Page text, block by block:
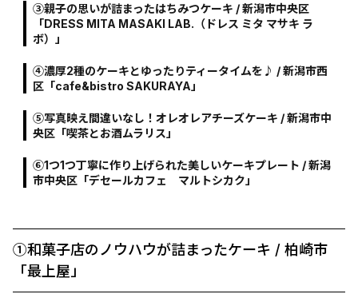
③親子の思いが詰まったはちみつケーキ / 新潟市中央区
「DRESS MITA MASAKI LAB.（ドレス ミタ マサキ ラ
ボ）」
④濃厚2種のケーキとゆったりティータイムを♪ / 新潟市西
区「cafe&bistro SAKURAYA」
⑤写真映え間違いなし！オレオレアチーズケーキ / 新潟市中
央区「喫茶とお酒ムラリス」
⑥1つ1つ丁寧に作り上げられた美しいケーキプレート / 新潟
市中央区「デセールカフェ マルトシカク」
①和菓子店のノウハウが詰まったケーキ / 柏崎市
「最上屋」